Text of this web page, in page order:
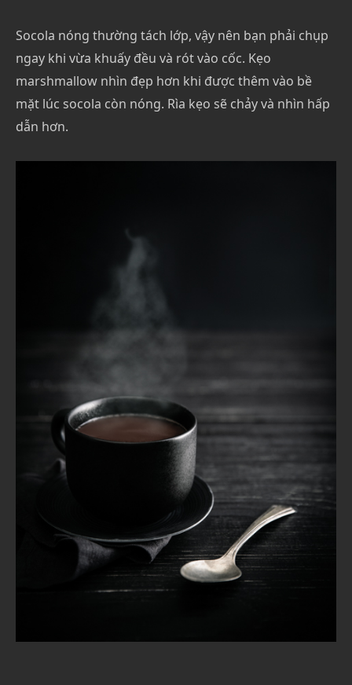
Socola nóng thường tách lớp, vậy nên bạn phải chụp
ngay khi vừa khuấy đều và rót vào cốc. Kẹo
marshmallow nhìn đẹp hơn khi được thêm vào bề
mặt lúc socola còn nóng. Rìa kẹo sẽ chảy và nhìn hấp
dẫn hơn.